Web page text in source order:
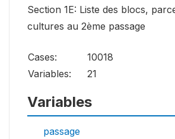
Section 1E: Liste des blocs,
cultures au 2ème passage
Cases:
10018
Variables:
21
Variables
passage